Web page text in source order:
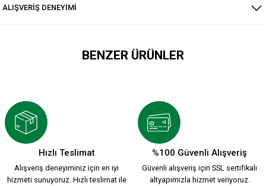
ALIŞVERİŞ DENEYİMİ
BENZER ÜRÜNLER
1.499,90 TL 1.499,90 TL
HUMMEL 2026-2027 YENİ SEZON ÇUBUKLU FORMAMIZ
Hızlı Teslimat
Alışveriş deneyiminiz için en iyi
hizmeti sunuyoruz. Hızlı teslimat ile
%100 Güvenli Alışveriş
Güvenli alışveriş için SSL sertifikalı
altyapımızla hizmet veriyoruz.